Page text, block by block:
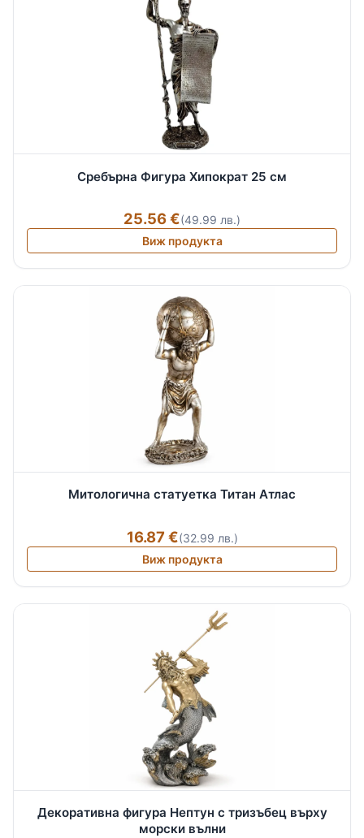
Сребърна Фигура Хипократ 25 см
25.56 €(49.99 лв.)
Виж продукта
Митологична статуетка Титан Атлас
16.87 €(32.99 лв.)
Виж продукта
Декоративна фигура Нептун с тризъбец върху
морски вълни